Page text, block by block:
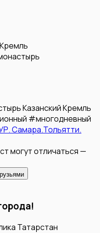
Казанский Кремль
#многодневный
Самара.Тольятти.
могут отличаться —
Татарстан